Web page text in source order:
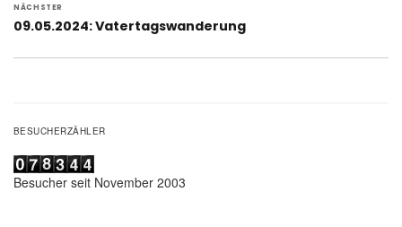
NÄCHSTER
Nächster
09.05.2024: Vatertagswanderung
BESUCHERZÄHLER
Besucher seit November 2003